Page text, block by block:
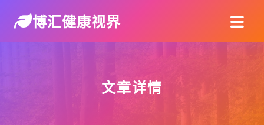
博汇健康视界
文章详情